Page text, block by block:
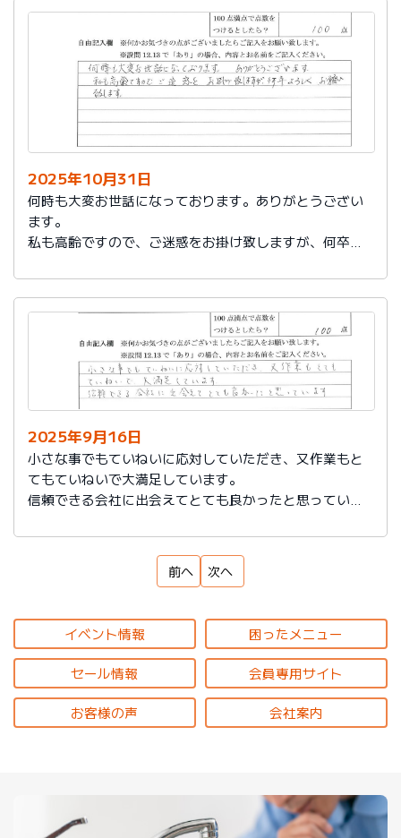
2025年10月31日
何時も大変お世話になっております。ありがとうござい
ます。
私も高齢ですので、ご迷惑をお掛け致しますが、何卒よ
2025年9月16日
小さな事でもていねいに応対していただき、又作業もと
てもていねいで大満足しています。
信頼できる会社に出会えてとても良かったと思っていま
前へ 次へ
イベント情報 困ったメニュー
セール情報 会員専用サイト
お客様の声 会社案内